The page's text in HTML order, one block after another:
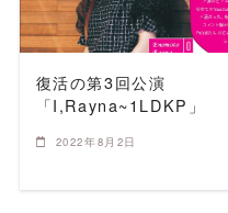
復活の第3回公演
「I,Rayna~1LDKP」
2022年8月2日